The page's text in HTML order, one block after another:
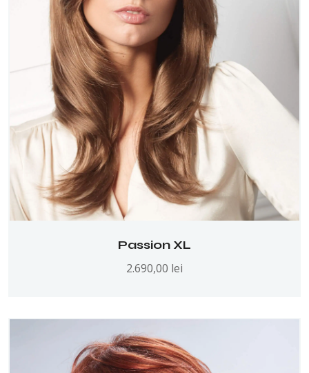
Passion XL
2.690,00 lei